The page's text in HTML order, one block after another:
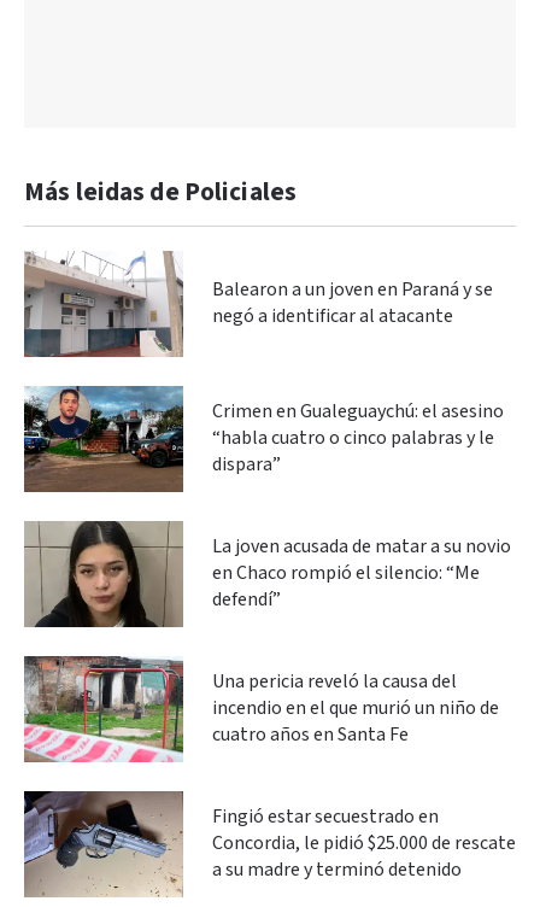
Más leidas de Policiales
Balearon a un joven en Paraná y se
negó a identificar al atacante
Crimen en Gualeguaychú: el asesino
“habla cuatro o cinco palabras y le
dispara”
La joven acusada de matar a su novio
en Chaco rompió el silencio: “Me
defendí”
Una pericia reveló la causa del
incendio en el que murió un niño de
cuatro años en Santa Fe
Fingió estar secuestrado en
Concordia, le pidió $25.000 de rescate
a su madre y terminó detenido